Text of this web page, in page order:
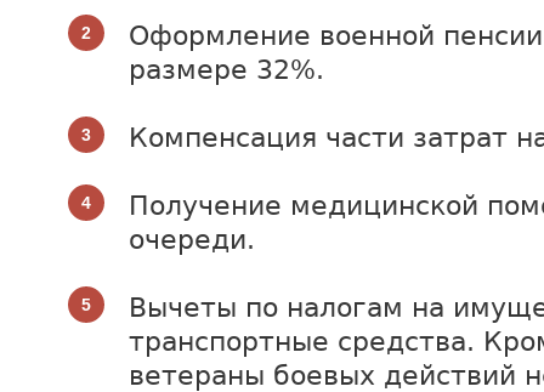
Оформление военной
размере 32%.
Компенсация части затрат
Получение медицинской
очереди.
Вычеты по налогам на
транспортные средства.
ветераны боевых действий